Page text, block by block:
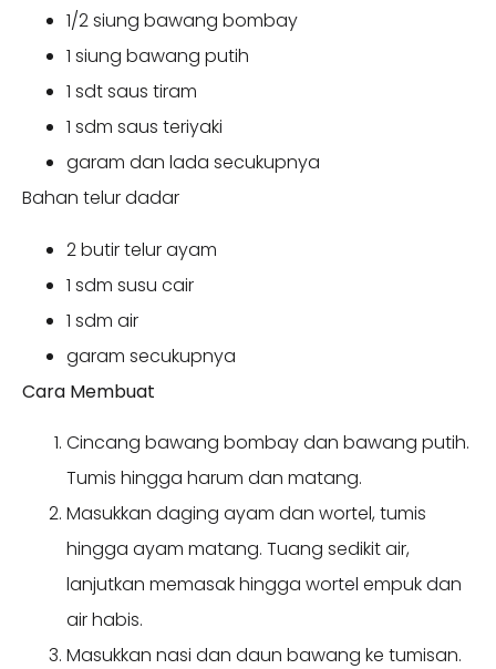
1/2 siung bawang bombay
1 siung bawang putih
1 sdt saus tiram
1 sdm saus teriyaki
garam dan lada secukupnya
Bahan telur dadar
2 butir telur ayam
1 sdm susu cair
1 sdm air
garam secukupnya
Cara Membuat
Cincang bawang bombay dan bawang putih.
Tumis hingga harum dan matang.
Masukkan daging ayam dan wortel, tumis
hingga ayam matang. Tuang sedikit air,
lanjutkan memasak hingga wortel empuk dan
air habis.
Masukkan nasi dan daun bawang ke tumisan.